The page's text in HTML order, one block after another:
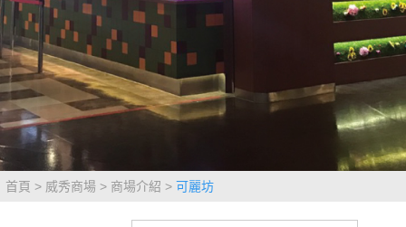
首頁 威秀商場 商場介紹 可麗坊
中獎名單
合作夥伴
商家介紹
商場活動